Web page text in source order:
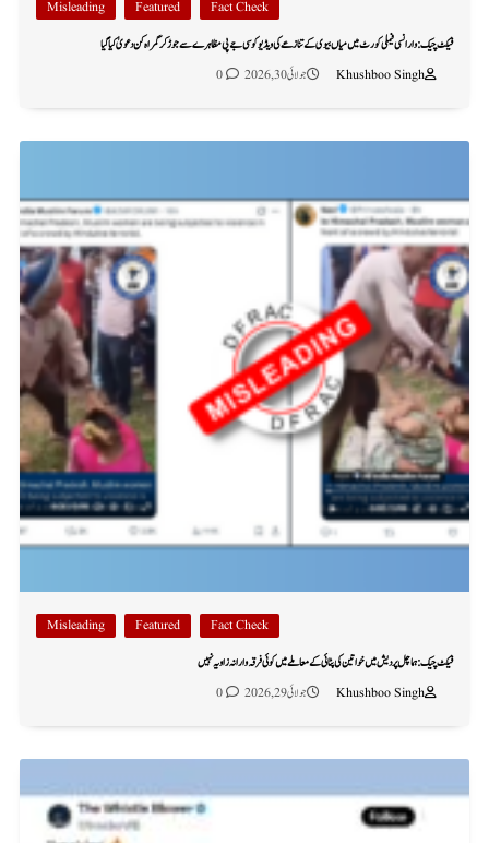
Fact Check
Featured
Misleading
فیکٹ چیک: وارانسی فیملی کورٹ میں میاں بیوی کے تنازعے کی ویڈیو کو سی جے پی مظاہرے سے جوڑ کر گمراہ کن دعویٰ کیا گیا
Khushboo Singh
جولائی 30, 2026 0
Fact Check
Featured
Misleading
فیکٹ چیک: ہماچل پردیش میں خواتین کی پٹائی کے معاملے میں کوئی فرقہ وارانہ زاویہ نہیں
Khushboo Singh
جولائی 29, 2026 0